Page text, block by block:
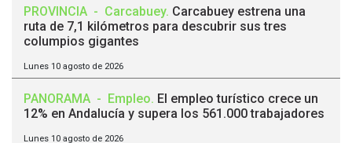
PROVINCIA - Carcabuey. Carcabuey estrena una
ruta de 7,1 kilómetros para descubrir sus tres
columpios gigantes
Lunes 10 agosto de 2026
PANORAMA - Empleo. El empleo turístico crece un
12% en Andalucía y supera los 561.000 trabajadores
Lunes 10 agosto de 2026